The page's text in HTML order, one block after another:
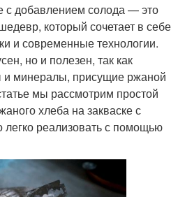
с добавлением солода — это
который сочетает в себе
и современные технологии.
но и полезен, так как
и минералы, присущие ржаной
мы рассмотрим простой
хлеба на закваске с
реализовать с помощью